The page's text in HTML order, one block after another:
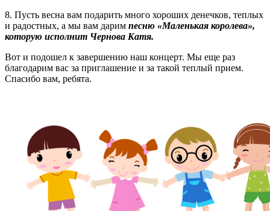
8. Пусть весна вам подарить много хороших денечков, теплых
и радостных, а мы вам дарим песню «Маленькая королева»,
которую исполнит Чернова Катя.
Вот и подошел к завершению наш концерт. Мы еще раз
благодарим вас за приглашение и за такой теплый прием.
Спасибо вам, ребята.